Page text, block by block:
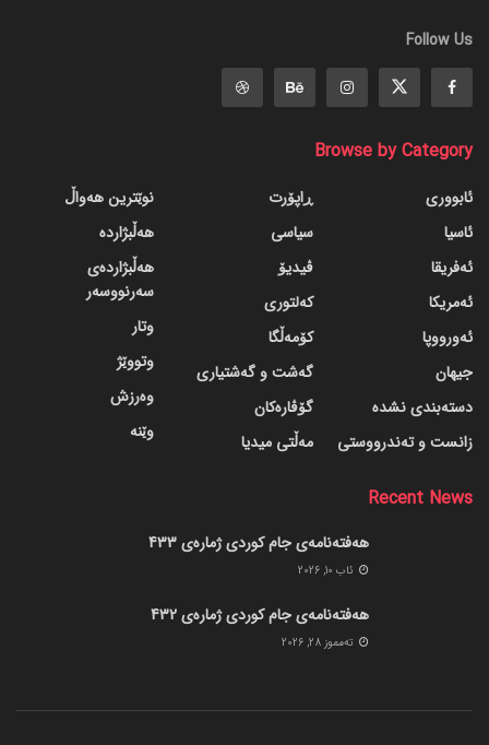
Follow Us
Browse by Category
ئابووری
ئاسیا
ئەفریقا
ئەمریکا
ئەورووپا
جیهان
دسته‌بندی نشده
زانست و تەندرووستی
ڕاپۆرت
سیاسی
ڤیدیۆ
کەلتوری
کۆمەڵگا
گه‌شت و گه‌شتیاری
گۆڤاره‌کان
مەڵتی میدیا
نوێترین هەواڵ
هەڵبژاردە
هەڵبژاردەی
سەرنووسەر
وتار
وتووێژ
وەرزش
وێنە
Recent News
هەفتەنامەی جام کوردی ژمارەی 433
ئاب 10, 2026
هەفتەنامەی جام کوردی ژمارەی 432
ته‌مموز 28, 2026